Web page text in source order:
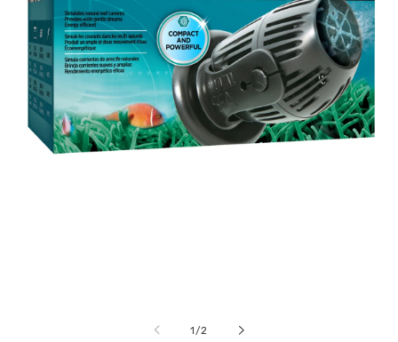
1 /de
2